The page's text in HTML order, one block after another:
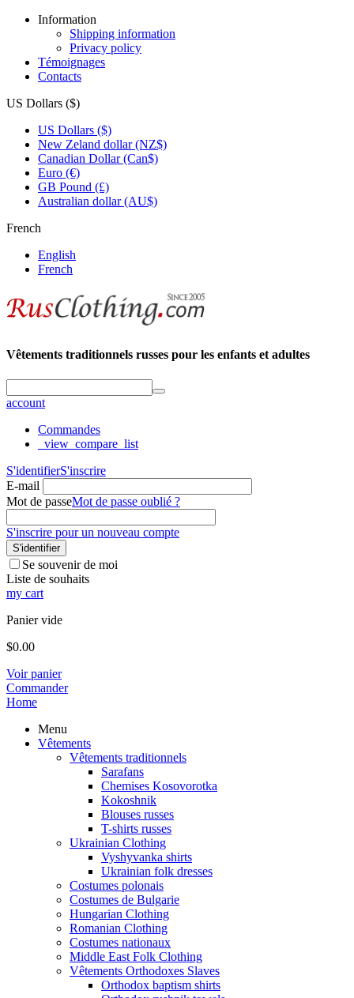
Information
Shipping information
Privacy policy
Témoignages
Contacts
US Dollars ($)
US Dollars ($)
New Zeland dollar (NZ$)
Canadian Dollar (Can$)
Euro (€)
GB Pound (£)
Australian dollar (AU$)
French
English
French
Vêtements traditionnels russes pour les enfants et adultes
account
Commandes
_view_compare_list
S'identifierS'inscrire
E-mail
Mot de passeMot de passe oublié ?
S'inscrire pour un nouveau compte
S'identifier
Se souvenir de moi
Liste de souhaits
my cart
Panier vide
$0.00
Voir panier
Commander
Home
Menu
Vêtements
Vêtements traditionnels
Sarafans
Chemises Kosovorotka
Kokoshnik
Blouses russes
T-shirts russes
Ukrainian Clothing
Vyshyvanka shirts
Ukrainian folk dresses
Costumes polonais
Costumes de Bulgarie
Hungarian Clothing
Romanian Clothing
Costumes nationaux
Middle East Folk Clothing
Vêtements Orthodoxes Slaves
Orthodox baptism shirts